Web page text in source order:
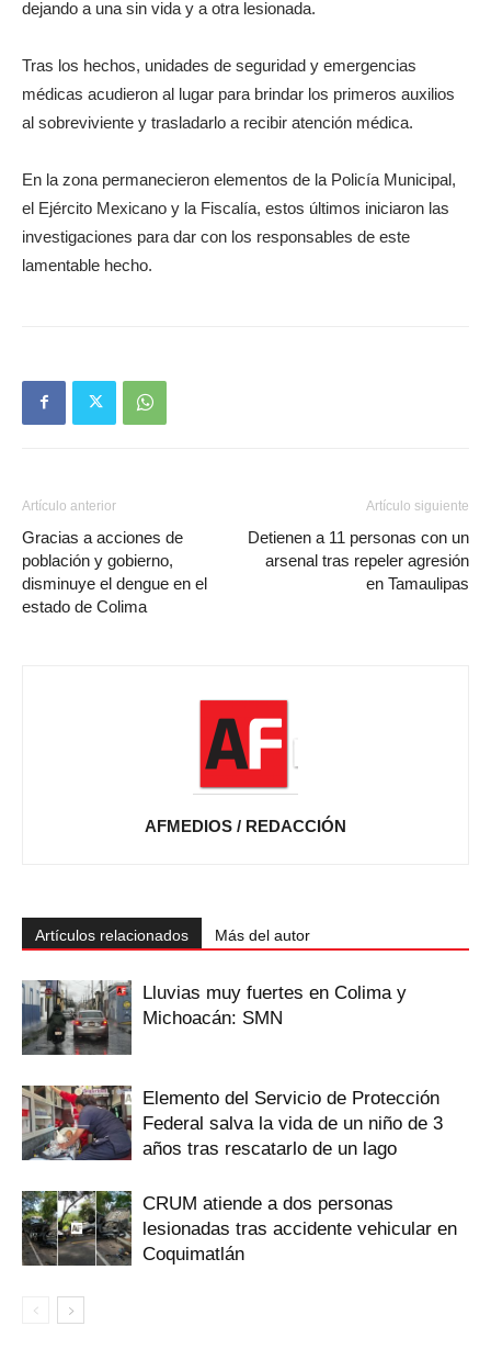
dejando a una sin vida y a otra lesionada.
Tras los hechos, unidades de seguridad y emergencias
médicas acudieron al lugar para brindar los primeros auxilios
al sobreviviente y trasladarlo a recibir atención médica.
En la zona permanecieron elementos de la Policía Municipal,
el Ejército Mexicano y la Fiscalía, estos últimos iniciaron las
investigaciones para dar con los responsables de este
lamentable hecho.
Artículo anterior
Gracias a acciones de
población y gobierno,
disminuye el dengue en el
estado de Colima
Artículo siguiente
Detienen a 11 personas con un
arsenal tras repeler agresión
en Tamaulipas
AFMEDIOS / REDACCIÓN
Artículos relacionados Más del autor
Lluvias muy fuertes en Colima y
Michoacán: SMN
Elemento del Servicio de Protección
Federal salva la vida de un niño de 3
años tras rescatarlo de un lago
CRUM atiende a dos personas
lesionadas tras accidente vehicular en
Coquimatlán